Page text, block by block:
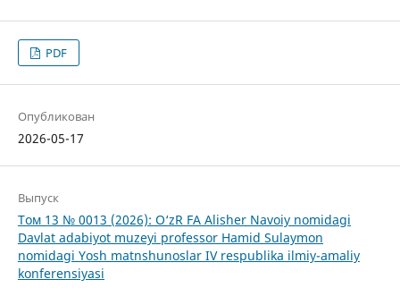
PDF
Опубликован
2026-05-17
Выпуск
Том 13 № 0013 (2026): O‘zR FA Alisher Navoiy nomidagi
Davlat adabiyot muzeyi professor Hamid Sulaymon
nomidagi Yosh matnshunoslar IV respublika ilmiy-amaliy
konferensiyasi